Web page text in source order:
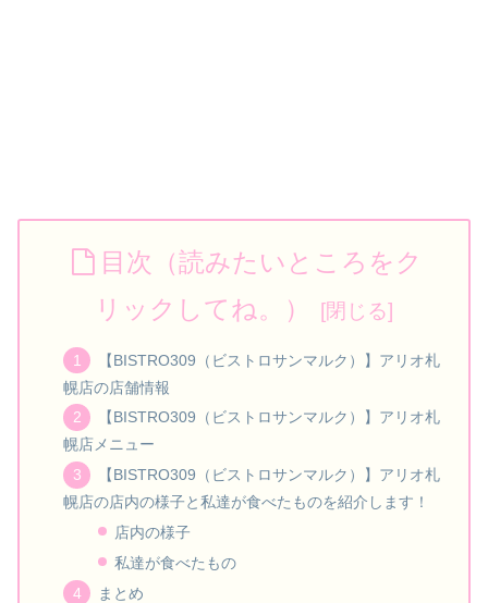
目次（読みたいところをク
リックしてね。）
【BISTRO309（ビストロサンマルク）】アリオ札
幌店の店舗情報
【BISTRO309（ビストロサンマルク）】アリオ札
幌店メニュー
【BISTRO309（ビストロサンマルク）】アリオ札
幌店の店内の様子と私達が食べたものを紹介します！
店内の様子
私達が食べたもの
まとめ